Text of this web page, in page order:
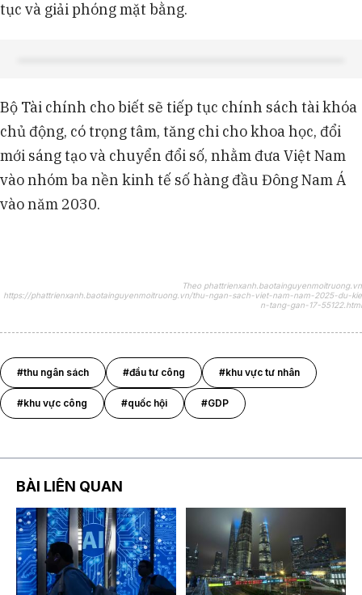
tục và giải phóng mặt bằng.
Bộ Tài chính cho biết sẽ tiếp tục chính sách tài khóa
chủ động, có trọng tâm, tăng chi cho khoa học, đổi
mới sáng tạo và chuyển đổi số, nhằm đưa Việt Nam
vào nhóm ba nền kinh tế số hàng đầu Đông Nam Á
vào năm 2030.
Theo phattrienxanh.baotainguyenmoitruong.vn
https://phattrienxanh.baotainguyenmoitruong.vn/thu-ngan-sach-viet-nam-nam-2025-du-kie
n-tang-gan-17-55122.html
#thu ngân sách #đầu tư công #khu vực tư nhân
#khu vực công #quốc hội #GDP
BÀI LIÊN QUAN